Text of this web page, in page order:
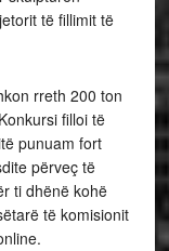
të fillimit të
rreth 200 ton
filloi të
punuam fort
përveç të
ti dhënë kohë
të komisionit